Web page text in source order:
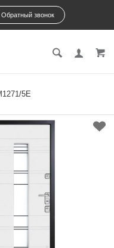
Обратный звонок
5E